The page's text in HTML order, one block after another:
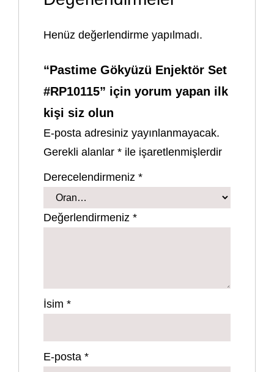
Henüz değerlendirme yapılmadı.
“Pastime Gökyüzü Enjektör Set
#RP10115” için yorum yapan ilk
kişi siz olun
E-posta adresiniz yayınlanmayacak.
Gerekli alanlar* ile işaretlenmişlerdir
Derecelendirmeniz*
Değerlendirmeniz*
İsim*
E-posta*